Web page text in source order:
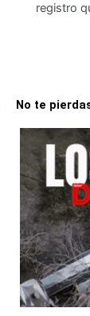
registro
No te